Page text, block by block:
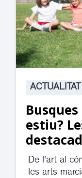
ACTUALITAT
jutjats
d’aigua
El servei de